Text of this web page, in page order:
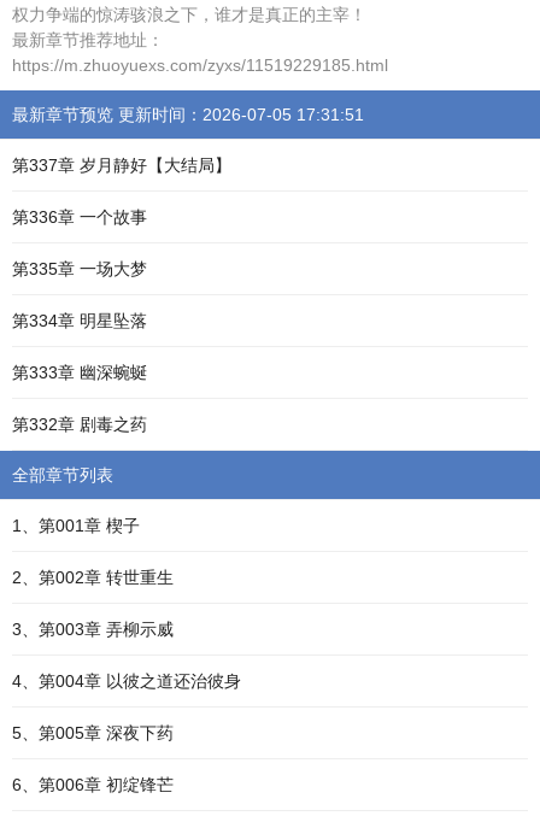
权力争端的惊涛骇浪之下，谁才是真正的主宰！
最新章节推荐地址：
https://m.zhuoyuexs.com/zyxs/11519229185.html
最新章节预览 更新时间：2026-07-05 17:31:51
第337章 岁月静好【大结局】
第336章 一个故事
第335章 一场大梦
第334章 明星坠落
第333章 幽深蜿蜒
第332章 剧毒之药
全部章节列表
1、第001章 楔子
2、第002章 转世重生
3、第003章 弄柳示威
4、第004章 以彼之道还治彼身
5、第005章 深夜下药
6、第006章 初绽锋芒